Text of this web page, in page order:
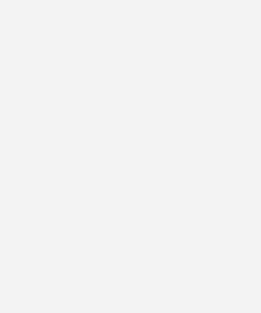
auch fachtheoretische Kenntnisse
zukunftsfähig zu gestalten.
auf ideale Weise.“
das Bewerbungsportal auf dem
HEAT und zur